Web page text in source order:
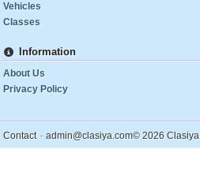
Vehicles
Classes
Information
About Us
Privacy Policy
Contact . admin@clasiya.com© 2026 Clasiya